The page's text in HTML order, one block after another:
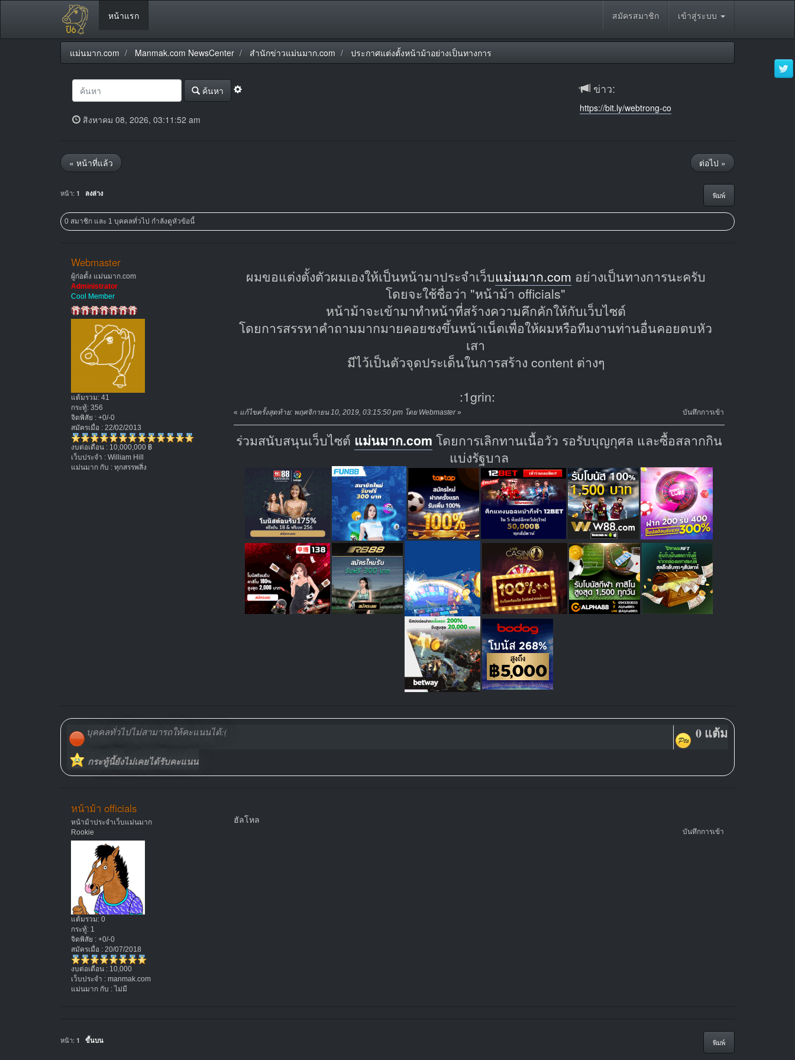
หน้าแรก สมัครสมาชิก เข้าสู่ระบบ
แม่นมาก.com Manmak.com NewsCenter สำนักข่าวแม่นมาก.com ประกาศแต่งตั้งหน้าม้าอย่างเป็นทางการ
ค้นหา
สิงหาคม 08, 2026, 03:11:52 am
ข่าว:
https://bit.ly/webtrong-co
« หน้าที่แล้ว ต่อไป »
พิมพ์
หน้า: 1 ลงล่าง
0 สมาชิก และ 1 บุคคลทั่วไป กำลังดูหัวข้อนี้
Webmaster
ผู้ก่อตั้ง แม่นมาก.com
Administrator
Cool Member
แต้มรวม: 41
กระทู้: 356
จิตพิสัย : +0/-0
สมัครเมื่อ : 22/02/2013
งบต่อเดือน : 10,000,000 ฿
เว็บประจำ : William Hill
แม่นมาก กับ : ทุกสรรพสิ่ง
ผมขอแต่งตั้งตัวผมเองให้เป็นหน้ามาประจำเว็บแม่นมาก.com อย่างเป็นทางการนะครับ
โดยจะใช้ชื่อว่า "หน้าม้า officials"
หน้าม้าจะเข้ามาทำหน้าที่สร้างความคึกคักให้กับเว็บไซต์
โดยการสรรหาคำถามมากมายคอยชงขึ้นหน้าเน็ตเพื่อให้ผมหรือทีมงานท่านอื่นคอยตบหัว
เสา
มีไว้เป็นตัวจุดประเด็นในการสร้าง content ต่างๆ
:1grin:
« แก้ไขครั้งสุดท้าย: พฤศจิกายน 10, 2019, 03:15:50 pm โดย Webmaster» บันทึกการเข้า
ร่วมสนับสนุนเว็บไซต์ แม่นมาก.com โดยการเลิกทานเนื้อวัว รอรับบุญกุศล และซื้อสลากกิน
แบ่งรัฐบาล
บุคคลทั่วไปไม่สามารถให้คะแนนได้:( 0 แต้ม
กระทู้นี้ยังไม่เคยได้รับคะแนน
หน้าม้า officials
หน้าม้าประจำเว็บแม่นมาก
Rookie
แต้มรวม: 0
กระทู้: 1
จิตพิสัย : +0/-0
สมัครเมื่อ : 20/07/2018
งบต่อเดือน : 10,000
เว็บประจำ : manmak.com
แม่นมาก กับ : ไม่มี
ฮัลโหล
บันทึกการเข้า
พิมพ์
หน้า: 1 ขึ้นบน